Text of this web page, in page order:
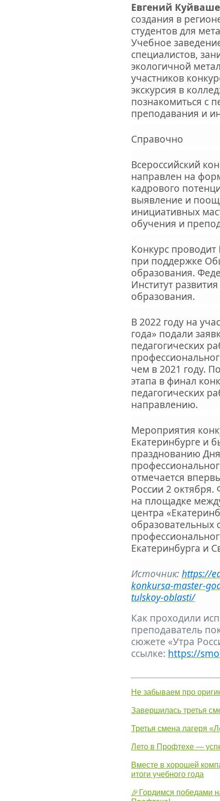
Евгений
создания в
студентов для
Учебное
специалистов,
экологичной
участников
экскурсия в
познакомиться с
преподавания и
Справочно
Всероссийский
направлен на
кадрового
выявление и
инициативных
обучения и
Конкурс
при поддержке
образования.
Институт
образования.
В 2022 году на
года» подали
педагогических
чем в 2021 году.
этапа в финал
педагогических
направлению.
Мероприятия
Екатеринбурге и
празднованию
отмечается
России 2
на площадке
центра
образовательных
Екатеринбурга и
Источник:https://
konkursa-master-
tulskoy-oblasti/
Как проходили
преподаватель
сюжете «Утра
ссылке: https://
Не забываем про
Завершилась третья
Третья смена лагеря
Лето в Профтехе —
Вместе в хорошей
итоги учебного года
🎉Гордимся победами